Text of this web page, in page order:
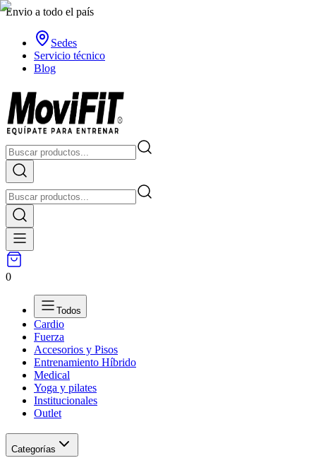
Envio a todo el país
Sedes
Servicio técnico
Blog
0
Todos
Cardio
Fuerza
Accesorios y Pisos
Entrenamiento Híbrido
Medical
Yoga y pilates
Institucionales
Outlet
Categorías